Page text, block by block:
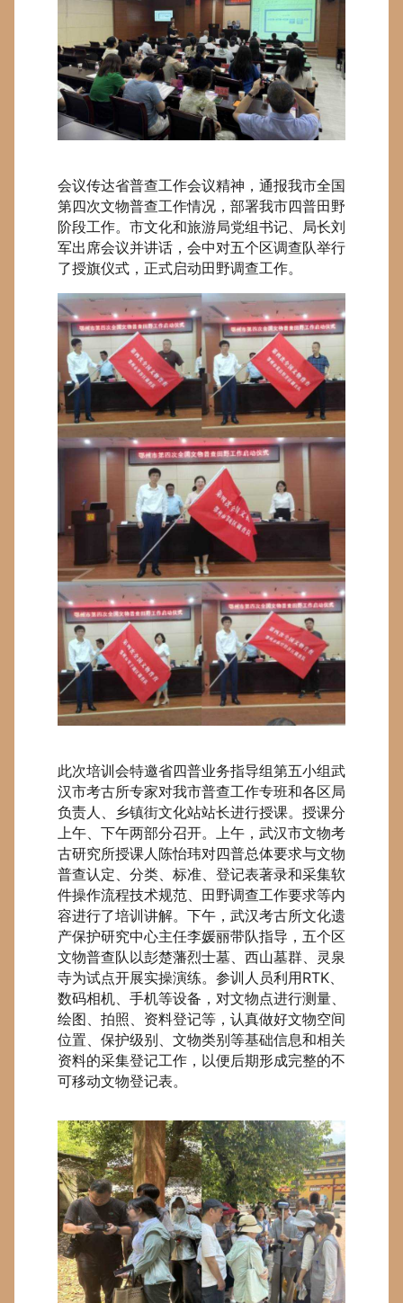
会议传达省普查工作会议精神，通报我市全国
第四次文物普查工作情况，部署我市四普田野
阶段工作。市文化和旅游局党组书记、局长刘
军出席会议并讲话，会中对五个区调查队举行
了授旗仪式，正式启动田野调查工作。
此次培训会特邀省四普业务指导组第五小组武
汉市考古所专家对我市普查工作专班和各区局
负责人、乡镇街文化站站长进行授课。授课分
上午、下午两部分召开。
上午，武汉市文物考
古研究所授课人陈怡玮对四普总体要求与文物
普查认定、分类、标准、登记表著录和采集软
件操作流程技术规范、田野调查工作要求等内
容进行了培训讲解。下午，武汉考古所文化遗
产保护研究中心主任李媛丽带队指导，五个区
文物普查队以彭楚藩烈士墓、西山墓群、灵泉
寺为试点开展实操演练。参训人员利用RTK、
数码相机、手机等设备，对文物点进行测量、
绘图、拍照、资料登记等，认真做好文物空间
位置、保护级别、文物类别等基础信息和相关
资料的采集登记工作，以便后期形成完整的不
可移动文物登记表。